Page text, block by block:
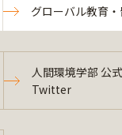
グローバル教育
人間環境学部 公式
Twitter